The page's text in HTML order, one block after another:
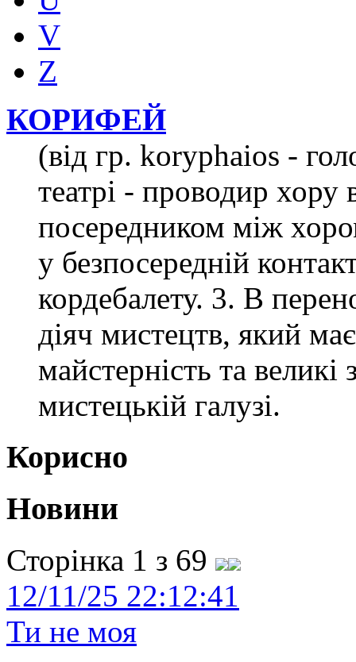
V
Z
КОРИФЕЙ
(від гр. koryphaios -
театрі - проводир хору
посередником між
у безпосередній
кордебалету. 3. В
діяч мистецтв, який
майстерність та великі
мистецькій галузі.
Корисно
Новини
Сторінка 1 з 69
12/11/25 22:12:41
Ти не моя